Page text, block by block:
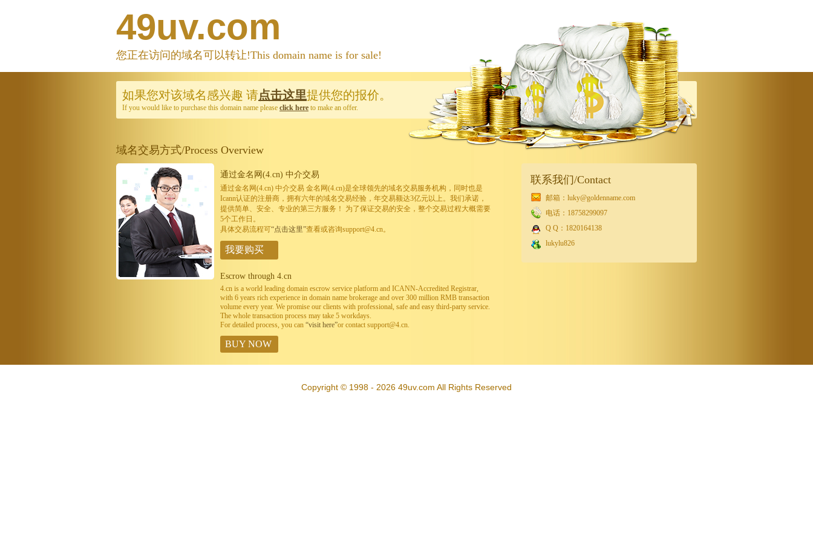
49uv.com
您正在访问的域名可以转让!This domain name is for sale!
如果您对该域名感兴趣 请点击这里提供您的报价。
If you would like to purchase this domain name please click here to make an offer.
域名交易方式/Process Overview
通过金名网(4.cn) 中介交易
通过金名网(4.cn) 中介交易 金名网(4.cn)是全球领先的域名交易服务机构，同时也是
Icann认证的注册商，拥有六年的域名交易经验，年交易额达3亿元以上。我们承诺，
提供简单、安全、专业的第三方服务！ 为了保证交易的安全，整个交易过程大概需要
5个工作日。
具体交易流程可“点击这里”查看或咨询support@4.cn。
我要购买
Escrow through 4.cn
4.cn is a world leading domain escrow service platform and ICANN-Accredited Registrar,
with 6 years rich experience in domain name brokerage and over 300 million RMB transaction
volume every year. We promise our clients with professional, safe and easy third-party service.
The whole transaction process may take 5 workdays.
For detailed process, you can “visit here”or contact support@4.cn.
BUY NOW
联系我们/Contact
邮箱：luky@goldenname.com
电话：18758299097
Q Q：1820164138
lukylu826
Copyright © 1998 - 2026 49uv.com All Rights Reserved